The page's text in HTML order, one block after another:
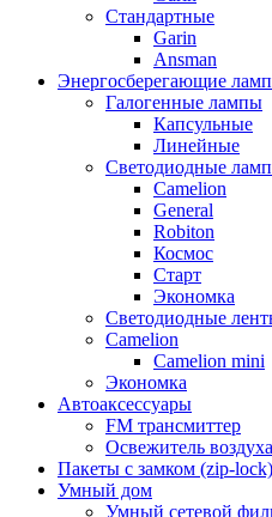
Стандартные
Garin
Ansman
Энергосберегающие
Галогенные лампы
Капсульные
Линейные
Светодиодные
Camelion
General
Robiton
Космос
Старт
Экономка
Светодиодные
Camelion
Camelion mini
Экономка
Автоаксессуары
FM трансмиттер
Освежитель
Пакеты с замком (zip-lock)
Умный дом
Умный сетевой